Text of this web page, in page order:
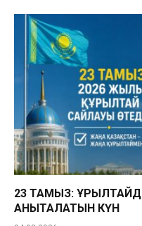
23 ТАМЫЗ:
АНЫҚТАЛАТЫН КҮН